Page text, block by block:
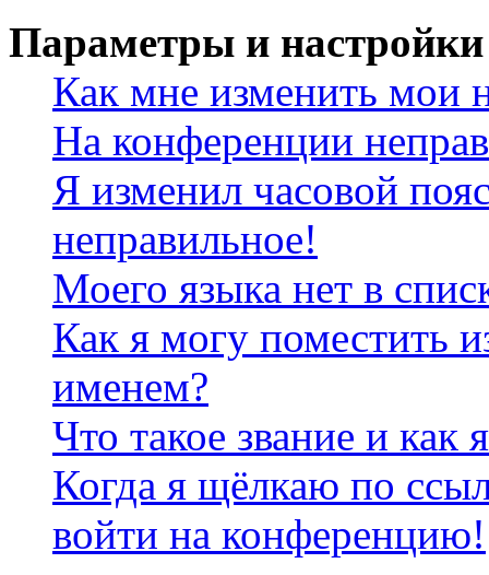
Параметры и настройки
Как мне изменить мои
На конференции
Я изменил часовой
неправильное!
Моего языка нет в
Как я могу поместить
именем?
Что такое звание и как
Когда я щёлкаю по
войти на конференцию!